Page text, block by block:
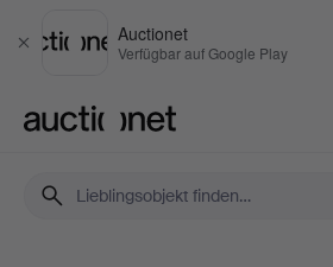
Schließen
Auctionet
Verfügbar auf Google Play